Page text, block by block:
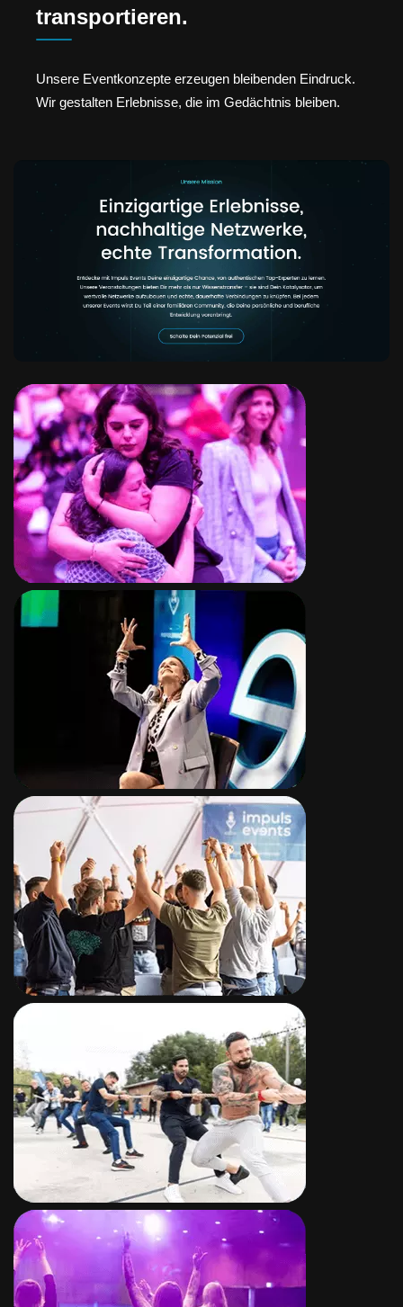
transportieren.
Unsere Eventkonzepte erzeugen bleibenden Eindruck.
Wir gestalten Erlebnisse, die im Gedächtnis bleiben.